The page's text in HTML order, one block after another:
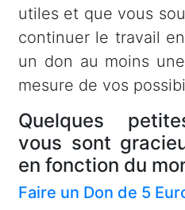
utiles et que vous
continuer le travail
un don au moins
mesure de vos
Quelques
vous sont
en fonction du
Faire un Don de 5